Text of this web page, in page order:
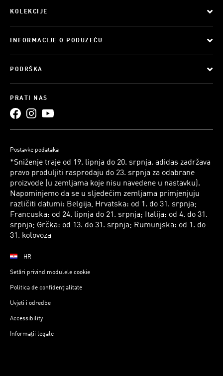
KOLEKCIJE
INFORMACIJE O PODUZEĆU
PODRŠKA
PRATI NAS
Postavke podataka
*Sniženje traje od 19. lipnja do 20. srpnja. adidas zadržava
pravo produljiti rasprodaju do 23. srpnja za odabrane
proizvode (u zemljama koje nisu navedene u nastavku).
Napominjemo da se u sljedećim zemljama primjenjuju
različiti datumi: Belgija, Hrvatska: od 1. do 31. srpnja;
Francuska: od 24. lipnja do 21. srpnja; Italija: od 4. do 31.
srpnja; Grčka: od 13. do 31. srpnja; Rumunjska: od 1. do
31. kolovoza
HR
Setări privind modulele cookie
Politica de confidențialitate
Uvjeti i odredbe
Accessibility
Informații legale